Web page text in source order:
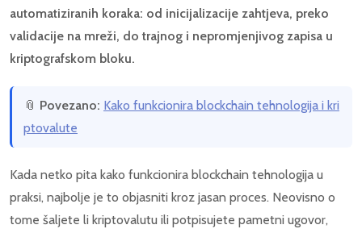
automatiziranih koraka: od inicijalizacije zahtjeva, preko
validacije na mreži, do trajnog i nepromjenjivog zapisa u
kriptografskom bloku.
📎 Povezano: Kako funkcionira blockchain tehnologija i kri
ptovalute
Kada netko pita kako funkcionira blockchain tehnologija u
praksi, najbolje je to objasniti kroz jasan proces. Neovisno o
tome šaljete li kriptovalutu ili potpisujete pametni ugovor,